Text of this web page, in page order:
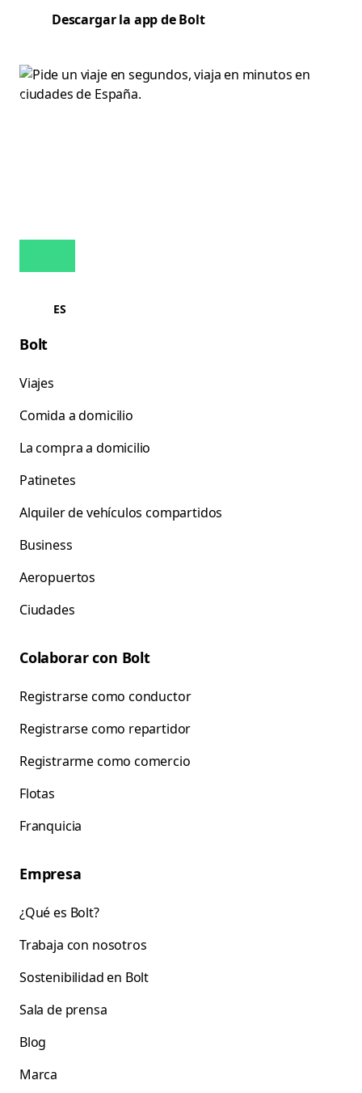
Descargar la app de Bolt
ES
Bolt
Viajes
Comida a domicilio
La compra a domicilio
Patinetes
Alquiler de vehículos compartidos
Business
Aeropuertos
Ciudades
Colaborar con Bolt
Registrarse como conductor
Registrarse como repartidor
Registrarme como comercio
Flotas
Franquicia
Empresa
¿Qué es Bolt?
Trabaja con nosotros
Sostenibilidad en Bolt
Sala de prensa
Blog
Marca